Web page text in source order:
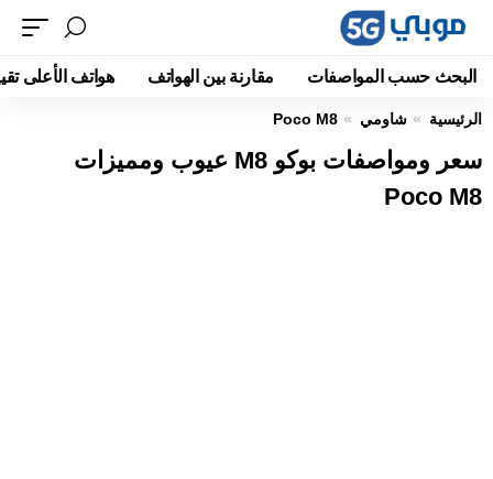
البحث حسب المواصفات مقارنة بين الهواتف هواتف الأعلى
الرئيسية شاومي Poco M8
سعر ومواصفات بوكو M8 عيوب ومميزات
Poco M8